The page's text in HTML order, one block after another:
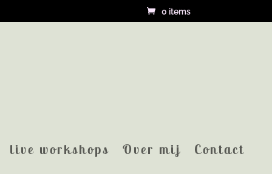
0 items
live workshops Over mij Contact